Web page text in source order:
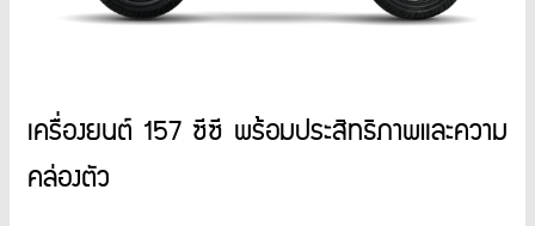
เครื่องยนต์ 157 ซีซี พร้อมประสิทธิภาพและความ
คล่องตัว